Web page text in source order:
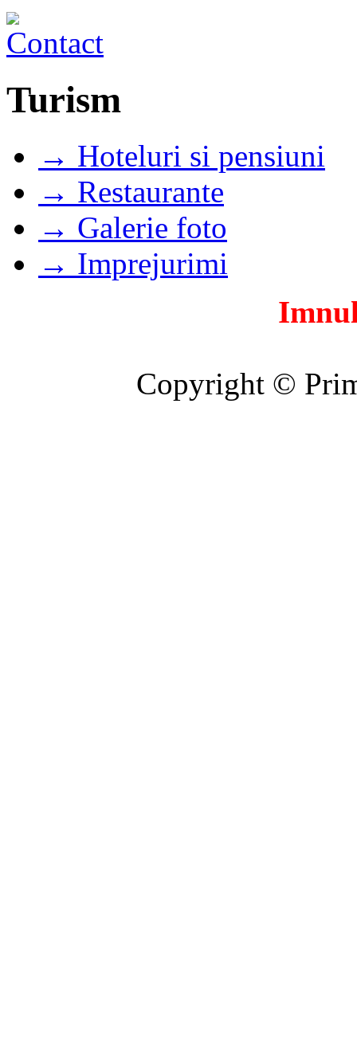
Turism
→ Hoteluri si pensiuni
→ Restaurante
→ Galerie foto
→ Imprejurimi
Copyright ©